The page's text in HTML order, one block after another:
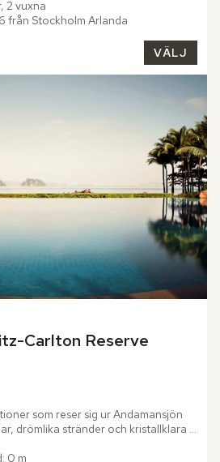
2 vuxna
från Stockholm Arlanda
VÄLJ
Carlton Reserve
som reser sig ur Andamansjön
drömlika stränder och kristallklara
vid Krabis förtrollande kust....
0 m